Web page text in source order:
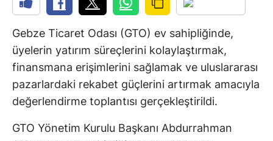
Gebze Ticaret Odası (GTO) ev sahipliğinde,
üyelerin yatırım süreçlerini kolaylaştırmak,
finansmana erişimlerini sağlamak ve uluslararası
pazarlardaki rekabet güçlerini artırmak amacıyla
değerlendirme toplantısı gerçekleştirildi.
GTO Yönetim Kurulu Başkanı Abdurrahman